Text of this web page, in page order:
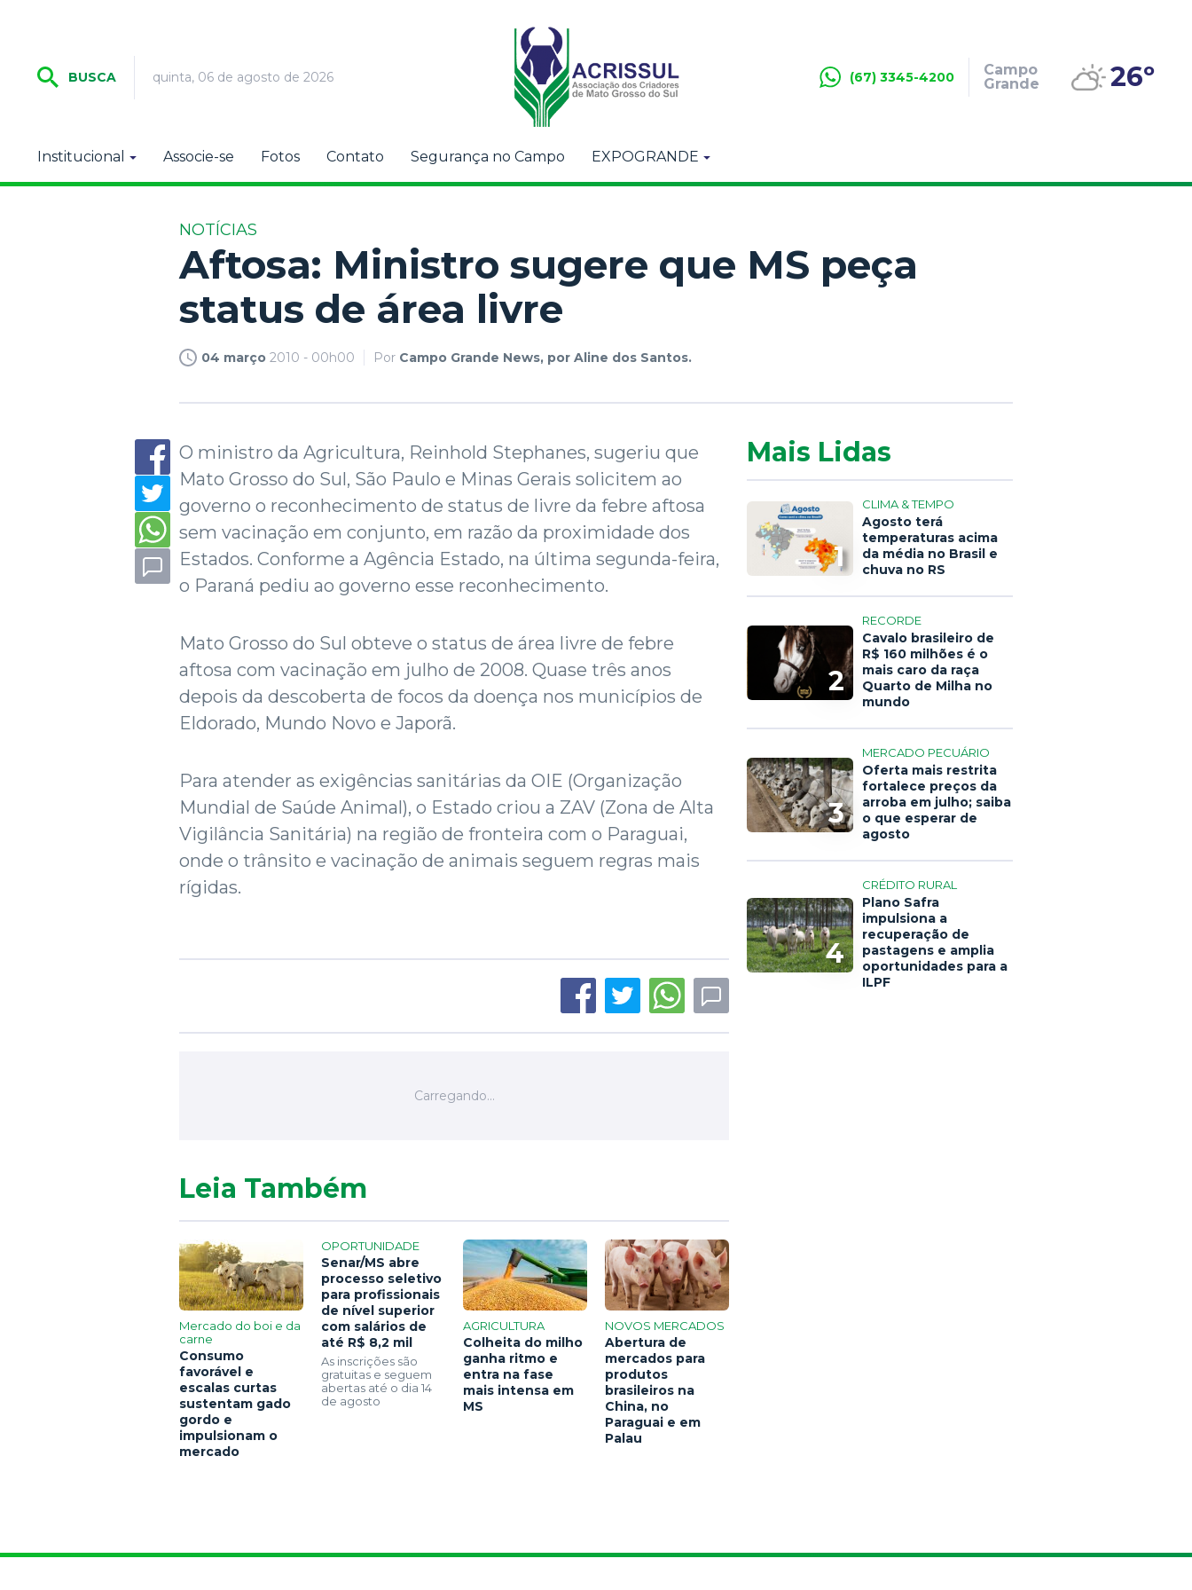
BUSCA quinta, 06 de agosto de 2026 (67) 3345-4200
Campo
Grande
26º
Institucional Associe-se Fotos Contato Segurança no Campo EXPOGRANDE
NOTÍCIAS
Aftosa: Ministro sugere que MS peça
status de área livre
04 março 2010 - 00h00 Por Campo Grande News, por Aline dos Santos.
O ministro da Agricultura, Reinhold Stephanes, sugeriu que
Mato Grosso do Sul, São Paulo e Minas Gerais solicitem ao
governo o reconhecimento de status de livre da febre aftosa
sem vacinação em conjunto, em razão da proximidade dos
Estados. Conforme a Agência Estado, na última segunda-feira,
o Paraná pediu ao governo esse reconhecimento.
Mato Grosso do Sul obteve o status de área livre de febre
aftosa com vacinação em julho de 2008. Quase três anos
depois da descoberta de focos da doença nos municípios de
Eldorado, Mundo Novo e Japorã.
Para atender as exigências sanitárias da OIE (Organização
Mundial de Saúde Animal), o Estado criou a ZAV (Zona de Alta
Vigilância Sanitária) na região de fronteira com o Paraguai,
onde o trânsito e vacinação de animais seguem regras mais
rígidas.
Mais Lidas
1
CLIMA & TEMPO
Agosto terá
temperaturas acima
da média no Brasil e
chuva no RS
2
RECORDE
Cavalo brasileiro de
R$ 160 milhões é o
mais caro da raça
Quarto de Milha no
mundo
3
MERCADO PECUÁRIO
Oferta mais restrita
fortalece preços da
arroba em julho; saiba
o que esperar de
agosto
4
CRÉDITO RURAL
Plano Safra
impulsiona a
recuperação de
pastagens e amplia
oportunidades para a
ILPF
Leia Também
Mercado do boi e da
carne
Consumo
favorável e
escalas curtas
sustentam gado
gordo e
impulsionam o
mercado
OPORTUNIDADE
Senar/MS abre
processo seletivo
para profissionais
de nível superior
com salários de
até R$ 8,2 mil
As inscrições são
gratuitas e seguem
abertas até o dia 14
de agosto
AGRICULTURA
Colheita do milho
ganha ritmo e
entra na fase
mais intensa em
MS
NOVOS MERCADOS
Abertura de
mercados para
produtos
brasileiros na
China, no
Paraguai e em
Palau